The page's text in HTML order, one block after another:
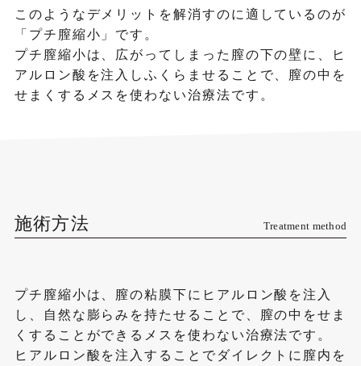
このようなデメリットを解消すのに適しているのが
「プチ膣縮小」です。
プチ膣縮小は、広がってしまった膣の下の壁に、ヒ
アルロン酸を注入しふくらませることで、膣の中を
せまくするメスを使わない治療法です。
施術方法 Treatment method
プチ膣縮小は、膣の粘膜下にヒアルロン酸を注入
し、自然な膨らみを持たせることで、膣の中をせま
くすることができるメスを使わない治療法です。
ヒアルロン酸を注入することでダイレクトに膣内を